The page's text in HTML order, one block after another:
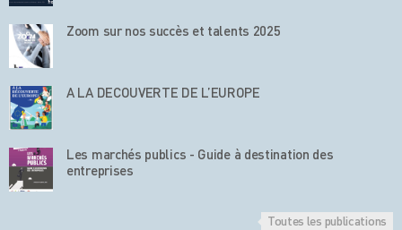
Zoom sur nos succès et talents 2025
A LA DECOUVERTE DE L’EUROPE
Les marchés publics - Guide à destination des
entreprises
Toutes les publications